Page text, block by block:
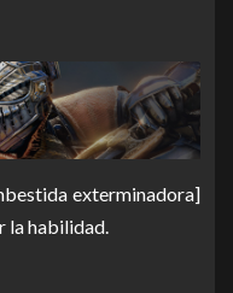
exterminadora]
la habilidad.